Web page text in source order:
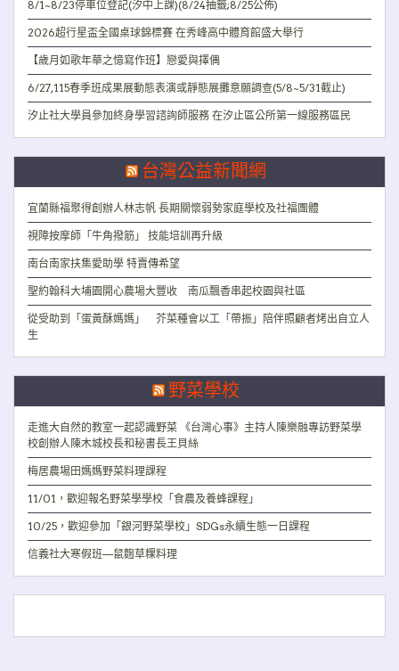
8/1~8/23停車位登記(汐中上課)(8/24抽籤;8/25公佈)
2026超行星盃全國桌球錦標賽 在秀峰高中體育館盛大舉行
【歲月如歌年華之憶寫作班】戀愛與擇偶
6/27,115春季班成果展動態表演或靜態展攤意願調查(5/8~5/31截止)
汐止社大學員參加終身學習諮詢師服務 在汐止區公所第一線服務區民
台灣公益新聞網
宜蘭縣福聚得創辦人林志帆 長期關懷弱勢家庭學校及社福團體
視障按摩師「牛角撥筋」 技能培訓再升級
南台南家扶集愛助學 特賣傳希望
聖約翰科大埔園開心農場大豐收 南瓜飄香串起校園與社區
從受助到「蛋黃酥媽媽」 芥菜種會以工「帶振」陪伴照顧者烤出自立人
生
野菜學校
走進大自然的教室一起認識野菜 《台灣心事》主持人陳樂融專訪野菜學
校創辦人陳木城校長和秘書長王貝絲
梅居農場田媽媽野菜料理課程
11/01，歡迎報名野菜學學校「食農及養蜂課程」
10/25，歡迎參加「銀河野菜學校」SDGs永續生態一日課程
信義社大寒假班—鼠麴草粿料理